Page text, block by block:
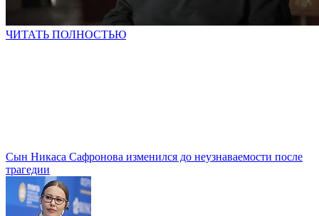
ЧИТАТЬ ПОЛНОСТЬЮ
Сын Никаса Сафронова изменился до неузнаваемости после
трагедии